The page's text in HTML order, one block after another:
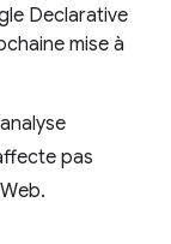
Declarative
mise à
pas